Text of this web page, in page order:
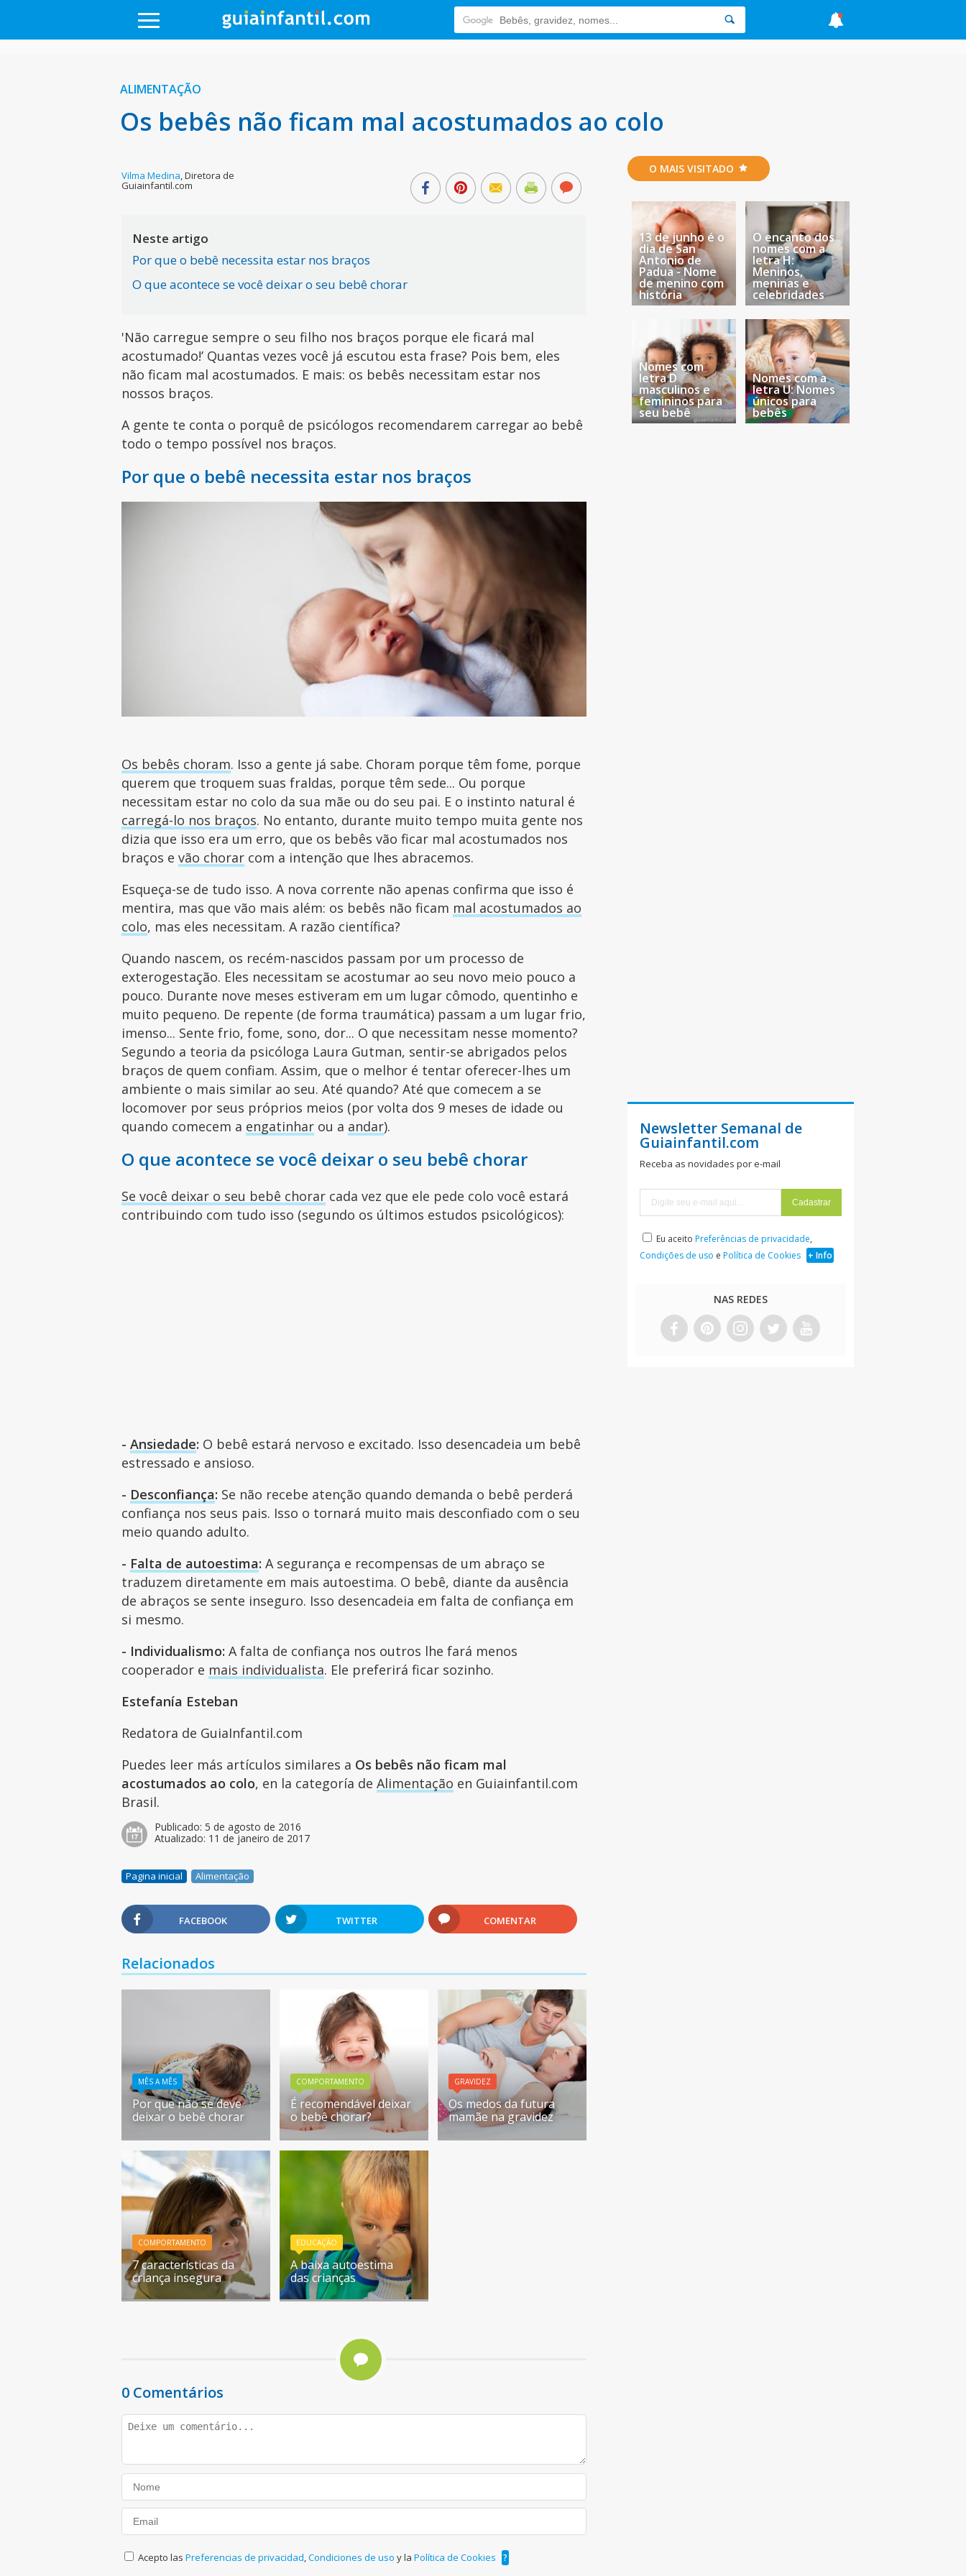
ALIMENTAÇÃO
Os bebês não ficam mal acostumados ao colo
Vilma Medina,Diretora de
Guiainfantil.com
Neste artigo
Por que o bebê necessita estar nos braços
O que acontece se você deixar o seu bebê chorar
'Não carregue sempre o seu filho nos braços porque ele ficará mal
acostumado!’ Quantas vezes você já escutou esta frase? Pois bem, eles
não ficam mal acostumados. E mais: os bebês necessitam estar nos
nossos braços.
A gente te conta o porquê de psicólogos recomendarem carregar ao bebê
todo o tempo possível nos braços.
Por que o bebê necessita estar nos braços
Os bebês choram. Isso a gente já sabe. Choram porque têm fome, porque
querem que troquem suas fraldas, porque têm sede... Ou porque
necessitam estar no colo da sua mãe ou do seu pai. E o instinto natural é
carregá-lo nos braços. No entanto, durante muito tempo muita gente nos
dizia que isso era um erro, que os bebês vão ficar mal acostumados nos
braços evão chorar com a intenção que lhes abracemos.
Esqueça-se de tudo isso. A nova corrente não apenas confirma que isso é
mentira, mas que vão mais além: os bebês não ficam mal acostumados ao
colo, mas eles necessitam. A razão científica?
Quando nascem, os recém-nascidos passam por um processo de
exterogestação. Eles necessitam se acostumar ao seu novo meio pouco a
pouco. Durante nove meses estiveram em um lugar cômodo, quentinho e
muito pequeno. De repente (de forma traumática) passam a um lugar frio,
imenso... Sente frio, fome, sono, dor... O que necessitam nesse momento?
Segundo a teoria da psicóloga Laura Gutman, sentir-se abrigados pelos
braços de quem confiam. Assim, que o melhor é tentar oferecer-lhes um
ambiente o mais similar ao seu. Até quando? Até que comecem a se
locomover por seus próprios meios (por volta dos 9 meses de idade ou
quando comecem a engatinhar ou a andar).
O que acontece se você deixar o seu bebê chorar
Se você deixar o seu bebê chorar cada vez que ele pede colo você estará
contribuindo com tudo isso (segundo os últimos estudos psicológicos):
-Ansiedade: O bebê estará nervoso e excitado. Isso desencadeia um bebê
estressado e ansioso.
- Desconfiança: Se não recebe atenção quando demanda o bebê perderá
confiança nos seus pais. Isso o tornará muito mais desconfiado com o seu
meio quando adulto.
- Falta de autoestima: A segurança e recompensas de um abraço se
traduzem diretamente em mais autoestima. O bebê, diante da ausência
de abraços se sente inseguro. Isso desencadeia em falta de confiança em
si mesmo.
- Individualismo: A falta de confiança nos outros lhe fará menos
cooperador e mais individualista. Ele preferirá ficar sozinho.
Estefanía Esteban
Redatora de GuiaInfantil.com
Puedes leer más artículos similares a Os bebês não ficam mal
acostumados ao colo, en la categoría deAlimentação en Guiainfantil.com
Brasil.
Publicado:5 de agosto de 2016
Atualizado: 11 de janeiro de 2017
Pagina inicial Alimentação
FACEBOOK TWITTER COMENTAR
Relacionados
MÊS A MÊS
Por que não se deve
deixar o bebê chorar
COMPORTAMENTO
É recomendável deixar
o bebê chorar?
GRAVIDEZ
Os medos da futura
mamãe na gravidez
COMPORTAMENTO
7 características da
criança insegura
EDUCAÇÃO
A baixa autoestima
das crianças
0 Comentários
Acepto lasPreferencias de privacidad ,Condiciones de usoy laPolítica de Cookies ?
O MAIS VISITADO
13 de junho é o
dia de San
Antonio de
Padua - Nome
de menino com
história
O encanto dos
nomes com a
letra H:
Meninos,
meninas e
celebridades
Nomes com
letra D
masculinos e
femininos para
seu bebê
Nomes com a
letra U: Nomes
únicos para
bebês
Newsletter Semanal de
Guiainfantil.com
Receba as novidades por e-mail
Eu aceito Preferências de privacidade,
Condições de uso e Política de Cookies + Info
NAS REDES